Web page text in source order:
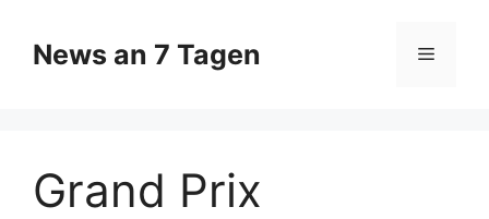
Inhalt
springen
News an 7 Tagen Menü
Grand Prix